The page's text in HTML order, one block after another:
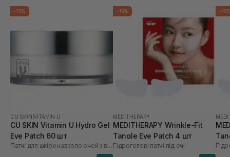
-15%
CU SKIN |VITAMIN U
CU SKIN Vitamin U Hydro Gel
Eye Patch 60 шт
Патчі для шкіри навколо очей з вітаміном U і пептидами
-15%
MEDITHERAPY
MEDITHERAPY Wrinkle-Fit
Tangle Eye Patch 4 шт
Гідрогелеві патчі під очі
-